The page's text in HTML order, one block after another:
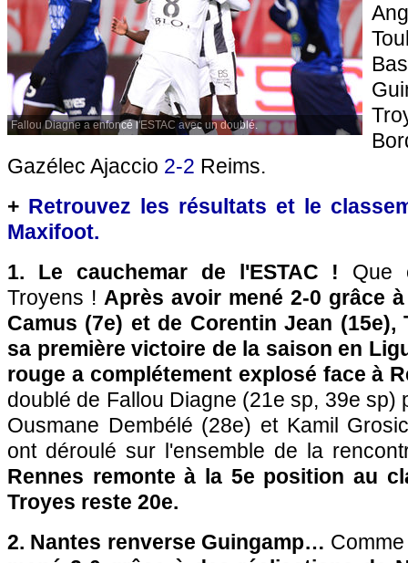
Fallou Diagne a enfoncé l'ESTAC avec un doublé.
Gazélec Ajaccio 2-2 Reims.
+ Retrouvez les résultats et le
Maxifoot.
1. Le cauchemar de l'ESTAC ! Que
Troyens ! Après avoir mené 2-0 grâce
Camus (7e) et de Corentin Jean
sa première victoire de la saison en
rouge a complétement explosé face à
doublé de Fallou Diagne (21e sp, 39e sp)
Ousmane Dembélé (28e) et Kamil
ont déroulé sur l'ensemble de la
Rennes remonte à la 5e position au
Troyes reste 20e.
2. Nantes renverse Guingamp…